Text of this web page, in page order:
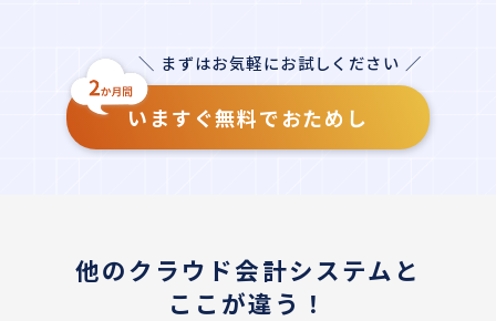
＼ まずはお気軽にお試しください ／
いますぐ無料でおためし
他のクラウド会計システムと
ここが違う！